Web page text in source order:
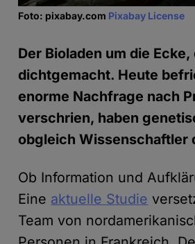
Foto: pixabay.com Pixabay License
Der Bioladen um die
dichtgemacht. Heute
enorme Nachfrage nach
verschrien, haben
obgleich Wissenschaftler
Ob Information und
Eine aktuelle Studie
Team von